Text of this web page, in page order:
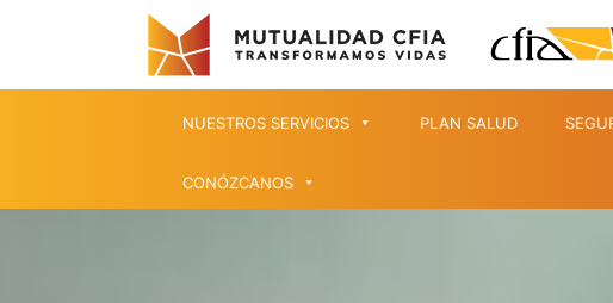
NUESTROS SERVICIOS PLAN SALUD
CONÓZCANOS